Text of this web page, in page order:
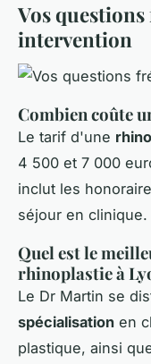
Vos
intervention
Combien coûte
Le tarif d'une
4 500 et 7 000
inclut les
séjour en clinique.
Quel est le
rhinoplastie à
Le Dr Martin se
spécialisation en
plastique, ainsi